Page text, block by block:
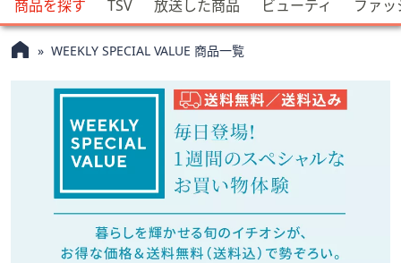
ラ
ン
補
が
利
商品を探す TSV 放送した商品 ビューティ ファ
WEEKLY SPECIAL VALUE 商品一覧